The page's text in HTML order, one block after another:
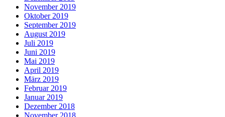
November 2019
Oktober 2019
September 2019
August 2019
Juli 2019
Juni 2019
Mai 2019
April 2019
März 2019
Februar 2019
Januar 2019
Dezember 2018
November 2018